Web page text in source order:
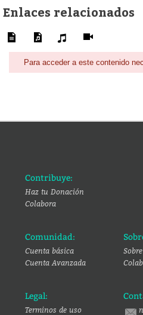
Enlaces relacionados
Para acceder a este contenido
Contribuye:
Haz tu Donación
Colabora
Comunidad:
Cuenta básica
Cuenta Avanzada
Legal:
Terminos de uso